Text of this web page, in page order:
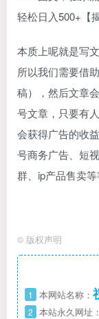
本质上呢就是写
所以我们需要借
稿），然后文章
号文章，只要有
会获得广告的收
号商务广告、短
群、ip产品售卖等
© 版权声明
1 本网站名称：
2 本站永久网址：